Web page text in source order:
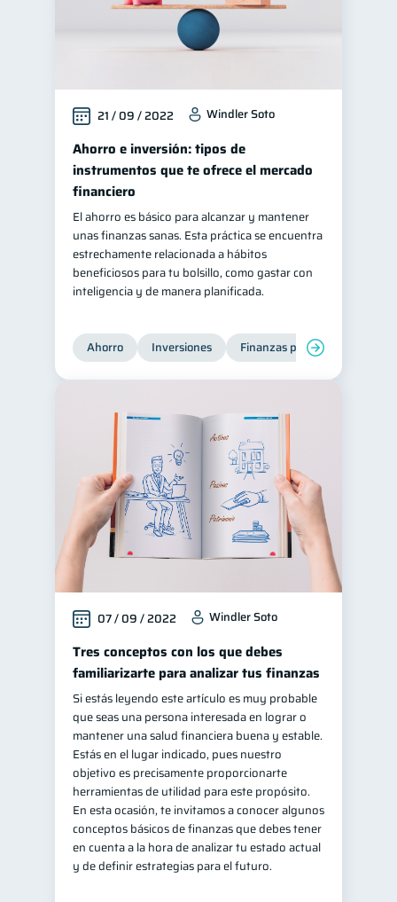
21 / 09 / 2022 Windler Soto
Ahorro e inversión: tipos de
instrumentos que te ofrece el mercado
financiero
El ahorro es básico para alcanzar y mantener
unas finanzas sanas. Esta práctica se encuentra
estrechamente relacionada a hábitos
beneficiosos para tu bolsillo, como gastar con
inteligencia y de manera planificada.
Ahorro Inversiones Finanzas para jóvenes
07 / 09 / 2022 Windler Soto
Tres conceptos con los que debes
familiarizarte para analizar tus finanzas
Si estás leyendo este artículo es muy probable
que seas una persona interesada en lograr o
mantener una salud financiera buena y estable.
Estás en el lugar indicado, pues nuestro
objetivo es precisamente proporcionarte
herramientas de utilidad para este propósito.
En esta ocasión, te invitamos a conocer algunos
conceptos básicos de finanzas que debes tener
en cuenta a la hora de analizar tu estado actual
y de definir estrategias para el futuro.